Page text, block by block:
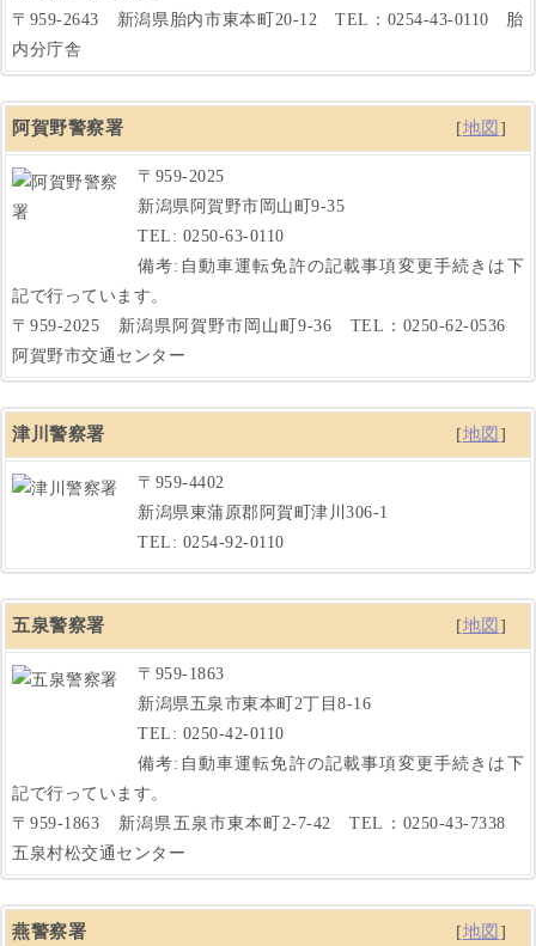
〒959-2643 新潟県胎内市東本町20-12 TEL：0254-43-0110 胎
内分庁舎
阿賀野警察署 [地図 ]
〒959-2025
新潟県阿賀野市岡山町9-35
TEL: 0250-63-0110
備考:自動車運転免許の記載事項変更手続きは下
記で行っています。
〒959-2025 新潟県阿賀野市岡山町9-36 TEL：0250-62-0536
阿賀野市交通センター
津川警察署 [地図 ]
〒959-4402
新潟県東蒲原郡阿賀町津川306-1
TEL: 0254-92-0110
五泉警察署 [地図 ]
〒959-1863
新潟県五泉市東本町2丁目8-16
TEL: 0250-42-0110
備考:自動車運転免許の記載事項変更手続きは下
記で行っています。
〒959-1863 新潟県五泉市東本町2-7-42 TEL：0250-43-7338
五泉村松交通センター
燕警察署 [地図 ]